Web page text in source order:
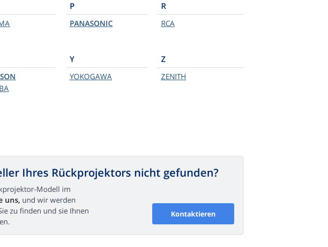
P
PANASONIC
R
RCA
Y
YOKOGAWA
Z
ZENITH
Ihres Rückprojektors nicht gefunden?
Modell im
uns, und wir werden
zu finden und sie Ihnen
Kontaktieren